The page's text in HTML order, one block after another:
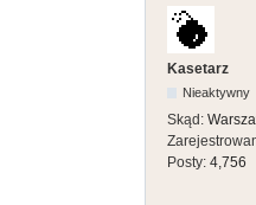
Kasetarz
Nieaktywny
Skąd:
Posty: 4,756